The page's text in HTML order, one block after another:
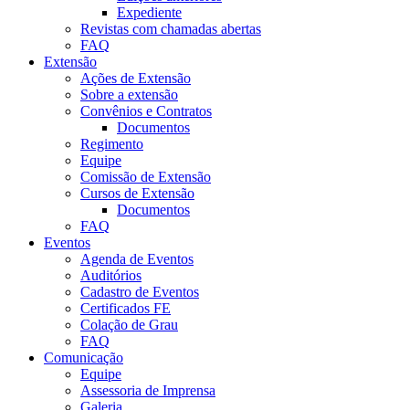
Expediente
Revistas com chamadas abertas
FAQ
Extensão
Ações de Extensão
Sobre a extensão
Convênios e Contratos
Documentos
Regimento
Equipe
Comissão de Extensão
Cursos de Extensão
Documentos
FAQ
Eventos
Agenda de Eventos
Auditórios
Cadastro de Eventos
Certificados FE
Colação de Grau
FAQ
Comunicação
Equipe
Assessoria de Imprensa
Galeria